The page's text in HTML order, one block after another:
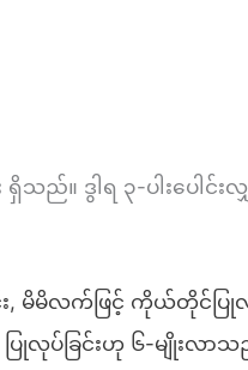
ည်။ ဒွါရ ၃-ပါးပေါင်းလ
, မိမိလက်ဖြင့် ကိုယ်တိုင်ပြု
ပ်ခြင်းဟု ၆-မျိုးလာသည်